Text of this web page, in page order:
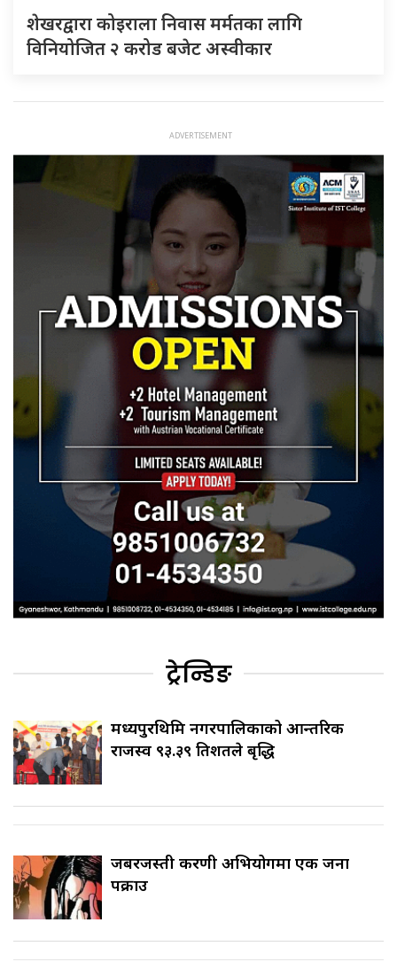
शेखरद्वारा कोइराला निवास मर्मतका लागि
विनियोजित २ करोड बजेट अस्वीकार
ट्रेन्डिङ
मध्यपुरथिमि नगरपालिकाको आन्तरिक
राजस्व ९३.३९ प्रतिशतले बृद्धि
जबरजस्ती करणी अभियोगमा एक जना
पक्राउ